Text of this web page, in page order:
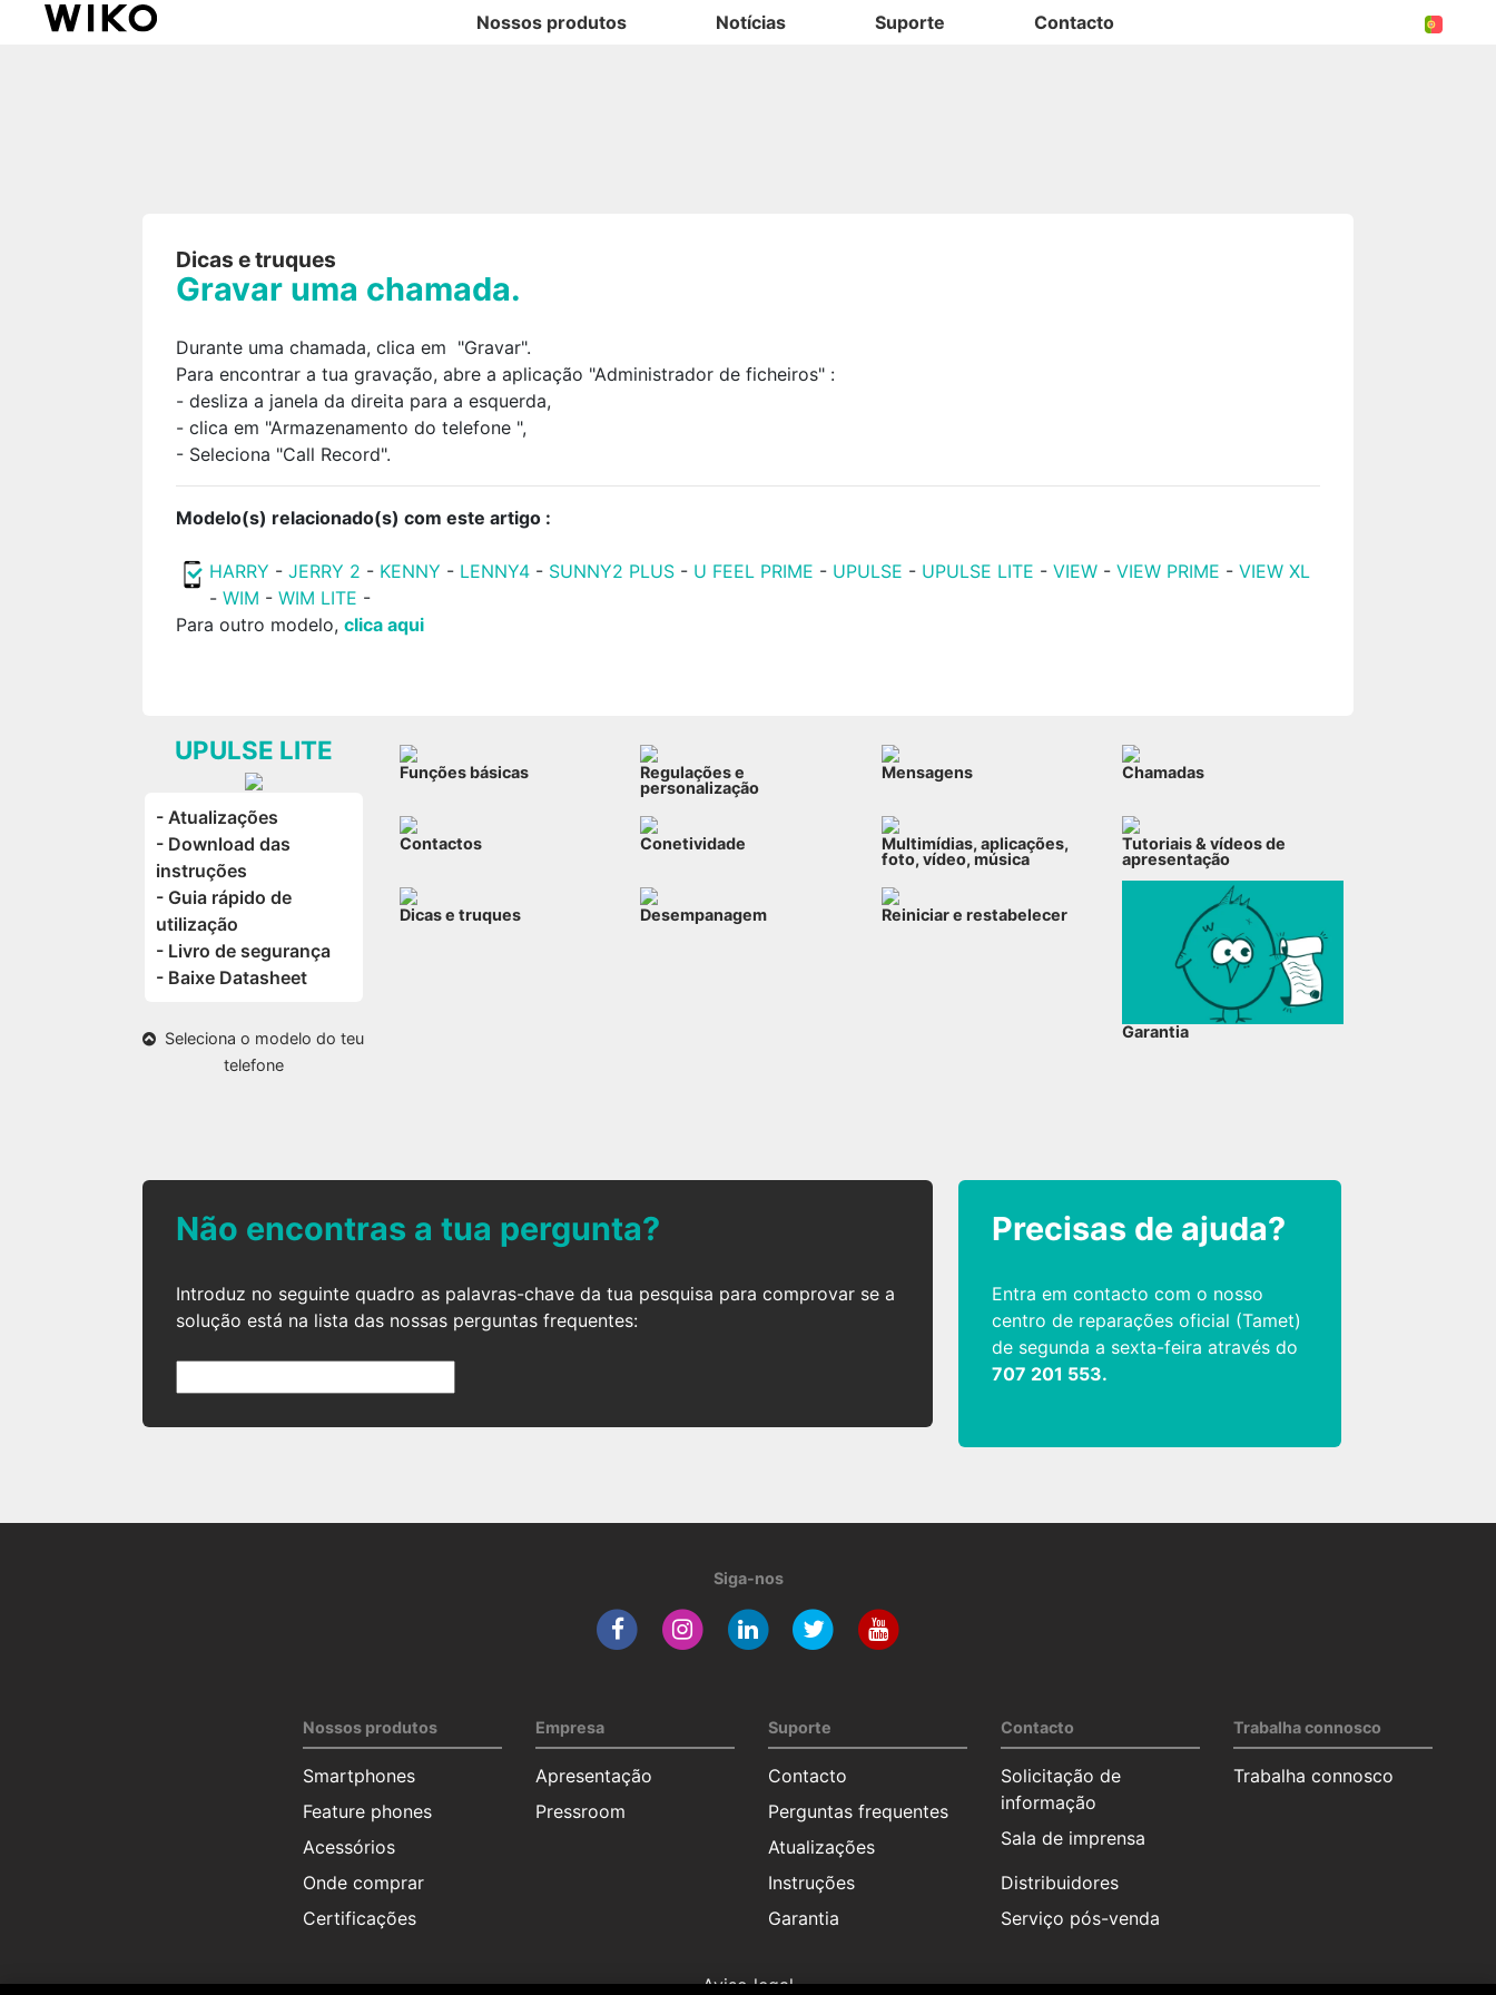
Nossos produtos Notícias Suporte Contacto
Dicas e truques
Gravar uma chamada.
Durante uma chamada, clica em "Gravar".
Para encontrar a tua gravação, abre a aplicação "Administrador de ficheiros" :
- desliza a janela da direita para a esquerda,
- clica em "Armazenamento do telefone ",
- Seleciona "Call Record".
Modelo(s) relacionado(s) com este artigo :
HARRY -JERRY 2 - KENNY - LENNY4 - SUNNY2 PLUS - U FEEL PRIME - UPULSE - UPULSE LITE -VIEW -VIEW PRIME -VIEW XL
-WIM -WIM LITE -
Para outro modelo,clica aqui
UPULSE LITE
- Atualizações
- Download das
instruções
- Guia rápido de
utilização
- Livro de segurança
- Baixe Datasheet
Seleciona o modelo do teu
telefone
Funções básicas
Regulações e
personalização
Mensagens Chamadas
Contactos Conetividade
Multimídias, aplicações,
foto, vídeo, música
Tutoriais & vídeos de
apresentação
Dicas e truques Desempanagem Reiniciar e restabelecer
Garantia
Não encontras a tua pergunta?
Introduz no seguinte quadro as palavras-chave da tua pesquisa para comprovar se a
solução está na lista das nossas perguntas frequentes:
Precisas de ajuda?
Entra em contacto com o nosso
centro de reparações oficial (Tamet)
de segunda a sexta-feira através do
707 201 553.
Siga-nos
Nossos produtos
Smartphones
Feature phones
Acessórios
Onde comprar
Certificações
Empresa
Apresentação
Pressroom
Suporte
Contacto
Perguntas frequentes
Atualizações
Instruções
Garantia
Contacto
Solicitação de
informação
Sala de imprensa
Distribuidores
Serviço pós-venda
Trabalha connosco
Trabalha connosco
Aviso legal